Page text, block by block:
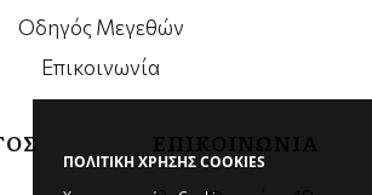
ΠΟΛΙΤΙΚΗ ΧΡΗΣΗΣ COOKIES
Οδηγός Μεγεθών
Επικοινωνία